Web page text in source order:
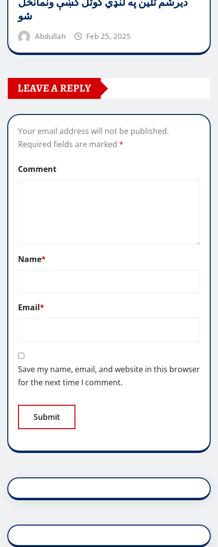
شو
Abdullah Feb 25, 2025
LEAVE A REPLY
Your email address will not be published.
Required fields are marked *
Comment
Name*
Email*
Save my name, email, and website in this browser
for the next time I comment.